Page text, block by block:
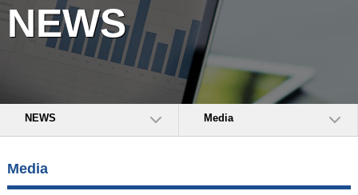
NEWS
NEWS Media
Media